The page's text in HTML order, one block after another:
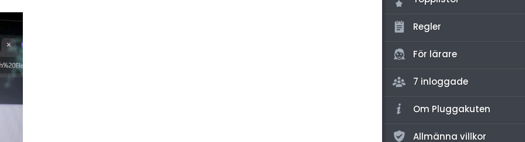
Regler
För lärare
7 inloggade
Om Pluggakuten
Allmänna villkor